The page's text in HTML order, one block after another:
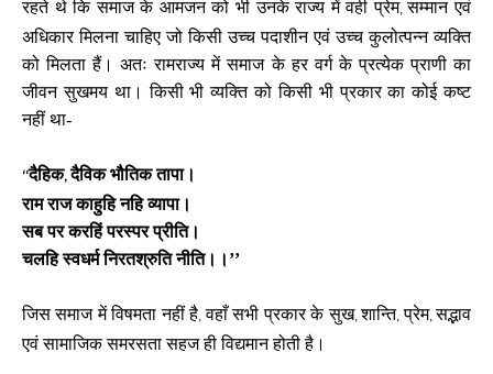
रहते थे कि समाज के आमजन को भी उनके राज्य में वही प्रेम,सम्मान एवं
अधिकार मिलना चाहिए जो किसी उच्च पदाशीन एवं उच्च कुलोत्पन्न व्यक्ति
को मिलता हैं। अतः रामराज्य में समाज के हर वर्ग के प्रत्येक प्राणी का
जीवन सुखमय था। किसी भी व्यक्ति को किसी भी प्रकार का कोई कष्ट
नहीं था-
‘‘दैहिक, दैविक भौतिक तापा।
राम राज काहुहि नहि व्यापा।
सब पर करहिं परस्पर प्रीति।
चलहि स्वधर्म निरतश्रुति नीति।।’’
जिस समाज में विषमता नहीं है, वहाँ सभी प्रकार के सुख,शान्ति, प्रेम,सद्भाव
एवं सामाजिक समरसता सहज ही विद्यमान होती है।